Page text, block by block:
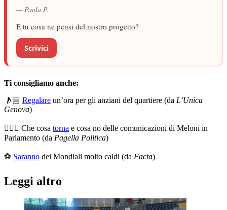
— Paola P.
E tu cosa ne pensi del nostro progetto?
Scrivici
Ti consigliamo anche:
👴🏼 Regalare un’ora per gli anziani del quartiere (da L’Unica
Genova)
👱🏻‍♀️ Che cosa torna e cosa no delle comunicazioni di Meloni in
Parlamento (da Pagella Politica)
⚽ Saranno dei Mondiali molto caldi (da Facta)
Leggi altro